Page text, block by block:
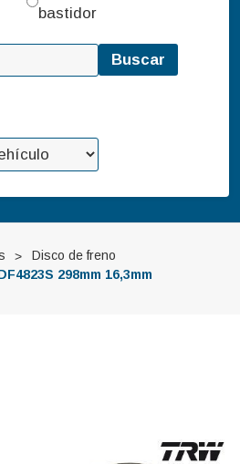
bastidor
Buscar
Disco de freno
298mm 16,3mm